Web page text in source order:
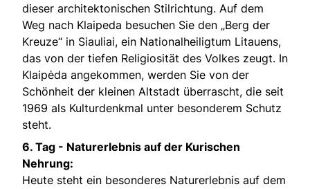
dieser architektonischen Stilrichtung. Auf dem
Weg nach Klaipeda besuchen Sie den „Berg der
Kreuze“ in Siauliai, ein Nationalheiligtum Litauens,
das von der tiefen Religiosität des Volkes zeugt. In
Klaipėda angekommen, werden Sie von der
Schönheit der kleinen Altstadt überrascht, die seit
1969 als Kulturdenkmal unter besonderem Schutz
steht.
6. Tag - Naturerlebnis auf der Kurischen
Nehrung:
Heute steht ein besonderes Naturerlebnis auf dem